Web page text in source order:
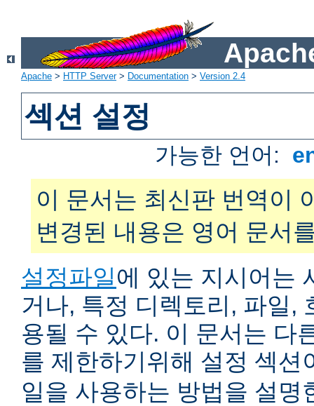
Apache > HTTP Server> Documentation > Version 2.4
섹션 설정
가능한 언어:
이 문서는 최신판 번역이
변경된 내용은 영어 문서
설정파일에 있는 지시어는
거나, 특정 디렉토리, 파일,
용될 수 있다. 이 문서는 다
를 제한하기위해 설정 섹션
일을 사용하는 방법을 설명